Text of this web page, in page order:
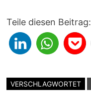
Teile diesen Beitrag:
VERSCHLAGWORTET